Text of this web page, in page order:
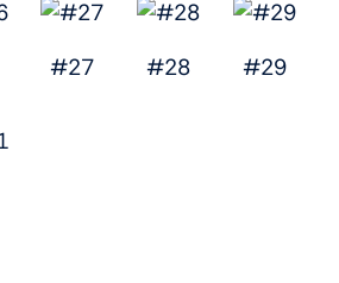
#27 #28 #29